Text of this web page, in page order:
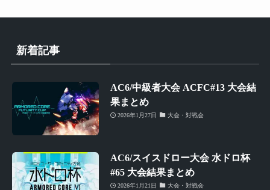
新着記事
AC6/中級者大会 ACFC#13 大会結
果まとめ
2026年1月27日 大会・対戦会
AC6/スイスドロー大会 水ドロ杯
#65 大会結果まとめ
2026年1月21日 大会・対戦会